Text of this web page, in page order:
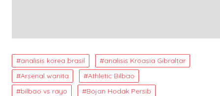
analisis korea brasil
analisis Kroasia Gibraltar
Arsenal wanita
Athletic Bilbao
bilbao vs rayo
Bojan Hodak Persib